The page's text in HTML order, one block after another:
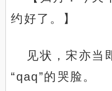
约好了。】
见状，宋亦当
“qaq”的哭脸。